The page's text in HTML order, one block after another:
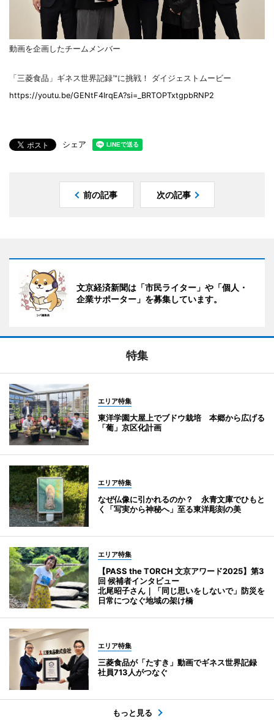
動画を企画したチームメンバー
「三菱食品」ギネス世界記録™に挑戦！ ダイジェストムービー
https://youtu.be/GENtF4IrqEA?si=_BRTOPTxtgpbRNP2
シェア
前の記事 次の記事
文京経済新聞は「市民ライター」や「個人・
企業サポーター」を募集しています。
特集
エリア特集
東洋学園大屋上でブドウ栽培 本郷から広げる
「葡」京区化計画
エリア特集
なぜ仏像に引かれるのか？ 永青文庫でひもと
く「写実から神秘へ」至る東洋彫刻の美
エリア特集
【PASS the TORCH 文京アワード2025】第3
回 候補者インタビュー
北尾昭子さん｜「同じ思いをしないで」防災を
日常につなぐ地域の架け橋
エリア特集
三菱食品が「たすき」動画でギネス世界記録
社員713人がつなぐ
もっと見る